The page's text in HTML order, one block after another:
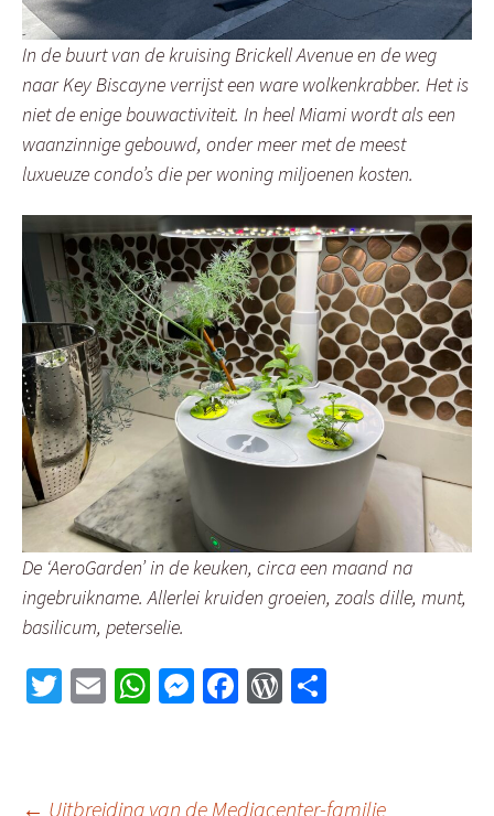
In de buurt van de kruising Brickell Avenue en de weg
naar Key Biscayne verrijst een ware wolkenkrabber. Het is
niet de enige bouwactiviteit. In heel Miami wordt als een
waanzinnige gebouwd, onder meer met de meest
luxueuze condo’s die per woning miljoenen kosten.
De ‘AeroGarden’ in de keuken, circa een maand na
ingebruikname. Allerlei kruiden groeien, zoals dille, munt,
basilicum, peterselie.
T
er
E
l
W M
n
Fa
o
W
Pr
n
← Uitbreiding van de Mediacenter-familie